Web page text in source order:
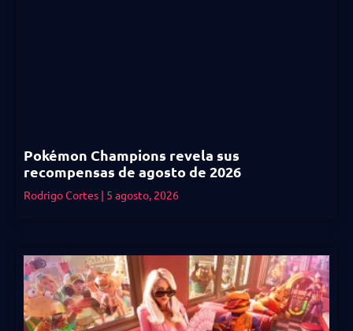
Pokémon Champions revela sus
recompensas de agosto de 2026
Rodrigo Cortes 5 agosto, 2026